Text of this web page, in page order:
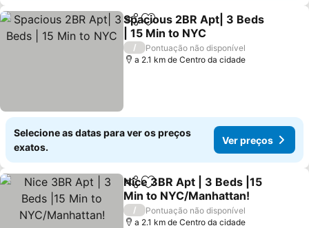
PartilharAdicionar aos favoritos
Spacious 2BR Apt| 3 Beds
| 15 Min to NYC
Ver preços
/
Pontuação não disponível
a 2.1 km de Centro da cidade
Selecione as datas para ver os preços
exatos.
Ver preços
PartilharAdicionar aos favoritos
Nice 3BR Apt | 3 Beds |15
Min to NYC/Manhattan!
Ver preços
/
Pontuação não disponível
a 2.1 km de Centro da cidade